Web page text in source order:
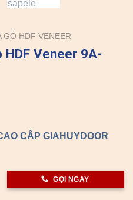
GỖ HDF VENEER
HDF Veneer 9A-
CẤP GIAHUYDOOR
GỌI NGAY